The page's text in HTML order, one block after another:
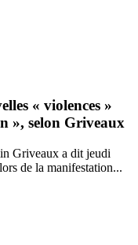
« violences »
», selon Griveaux
Griveaux a dit jeudi
de la manifestation...